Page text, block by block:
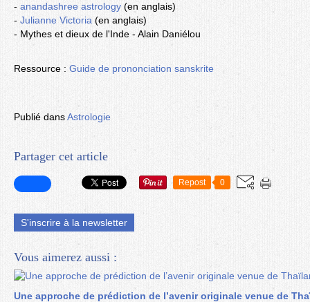
- anandashree astrology (en anglais)
- Julianne Victoria (en anglais)
- Mythes et dieux de l'Inde - Alain Daniélou
Ressource : Guide de prononciation sanskrite
Publié dansAstrologie
Partager cet article
Repost 0
S'inscrire à la newsletter
Vous aimerez aussi :
Une approche de prédiction de l’avenir originale venue de